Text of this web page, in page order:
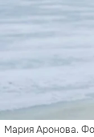
Мария Аронова.